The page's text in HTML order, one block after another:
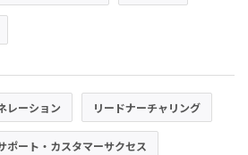
レーション リードナーチャリング
ポート・カスタマーサクセス